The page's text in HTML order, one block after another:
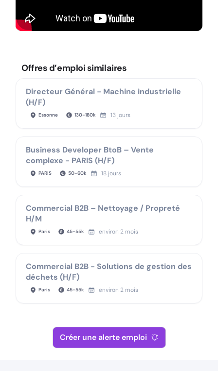
Offres d’emploi similaires
Directeur Général - Machine industrielle
(H/F)
Essonne 130-180k 13 jours
Business Developer BtoB – Vente
complexe - PARIS (H/F)
PARIS 50-60k 18 jours
Commercial B2B – Nettoyage / Propreté
H/M
Paris 45-55k environ 2 mois
Commercial B2B - Solutions de gestion des
déchets (H/F)
Paris 45-55k environ 2 mois
Créer une alerte emploi